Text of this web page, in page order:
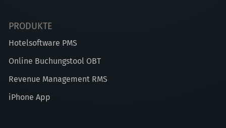
PRODUKTE
Hotelsoftware PMS
Online Buchungstool OBT
Revenue Management RMS
iPhone App